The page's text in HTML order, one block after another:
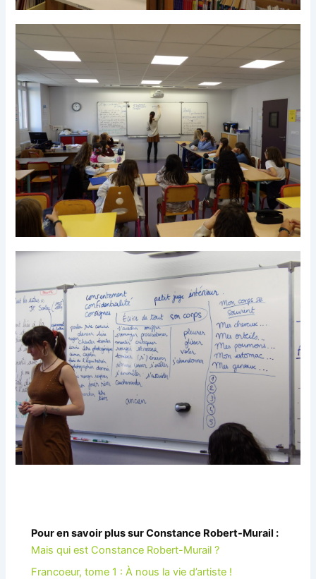
Pour en savoir plus sur Constance Robert-Murail :
Mais qui est Constance Robert-Murail ?
Francoeur, tome 1 : À nous la vie d’artiste !